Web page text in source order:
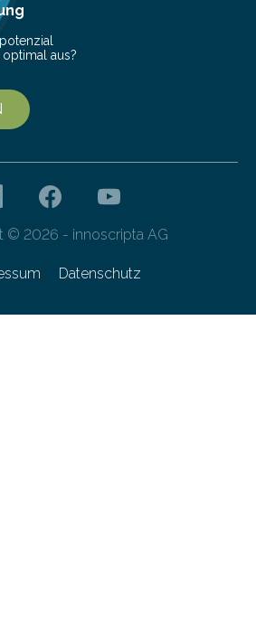
bei einer Gewichtseinsparung
aus?
© 2026 - innoscripta AG
Datenschutz